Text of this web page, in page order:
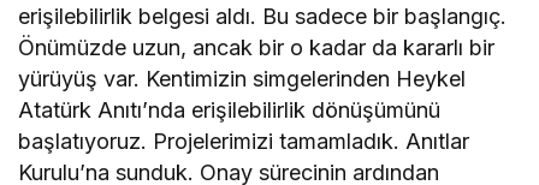
erişilebilirlik belgesi aldı. Bu sadece bir başlangıç.
Önümüzde uzun, ancak bir o kadar da kararlı bir
yürüyüş var. Kentimizin simgelerinden Heykel
Atatürk Anıtı’nda erişilebilirlik dönüşümünü
başlatıyoruz. Projelerimizi tamamladık. Anıtlar
Kurulu’na sunduk. Onay sürecinin ardından